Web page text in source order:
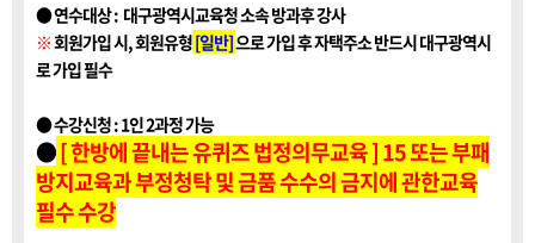
을 배우고 나니 체증이 싹 내려갔
습니다. ㅎㅎ 마지막엔 이미지뿐
만 아니라 영상 기술까지 다뤄주
셔서, 당장 다가오는 학기에 수업
맨날 남이 만든 자료만 찾으러 다
니기 바빴는데, 이제는 현장에서
필요한 고품질 시각 자료를 제 손
으로 뚝딱 만들 수 있게 된 것 같
아 아주 든든합니다. 뻔한 AI 연
수에 지치셨거나, 진짜 내 입맛에
맞는 독창적인 수업 자료를 제대
● 연수대상 : 대구광역시교육청 소속 방과후 강사
※회원가입 시, 회원유형[일반]으로 가입 후 자택주소 반드시 대구광역시
로 가입 필수
● 수강신청 : 1인 2과정 가능
●[ 한방에 끝내는 유퀴즈 법정의무교육 ] 15 또는 부패
방지교육과 부정청탁 및 금품 수수의 금지에 관한교육
필수 수강